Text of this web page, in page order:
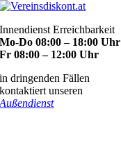
Innendienst Erreichbarkeit
Mo-Do 08:00 – 18:00 Uhr
Fr 08:00 – 12:00 Uhr
in dringenden Fällen
kontaktiert unseren
Außendienst